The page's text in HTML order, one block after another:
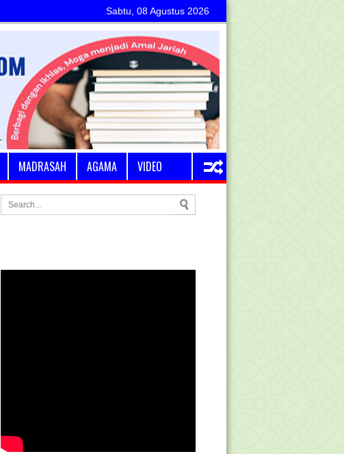
Sabtu, 08 Agustus 2026
MADRASAH AGAMA VIDEO